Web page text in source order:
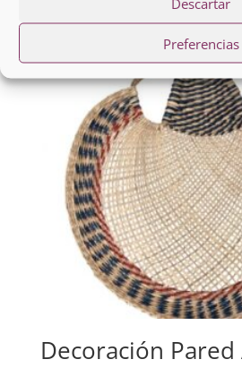
Preferencias
Decoración Pared